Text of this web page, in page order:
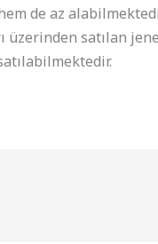
de az
satılan